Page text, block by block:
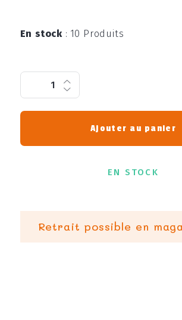
En stock : 10 Produits
Ajouter au panier
EN STOCK
Retrait possible en